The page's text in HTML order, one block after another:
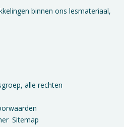
binnen ons lesmateriaal,
alle rechten
Sitemap